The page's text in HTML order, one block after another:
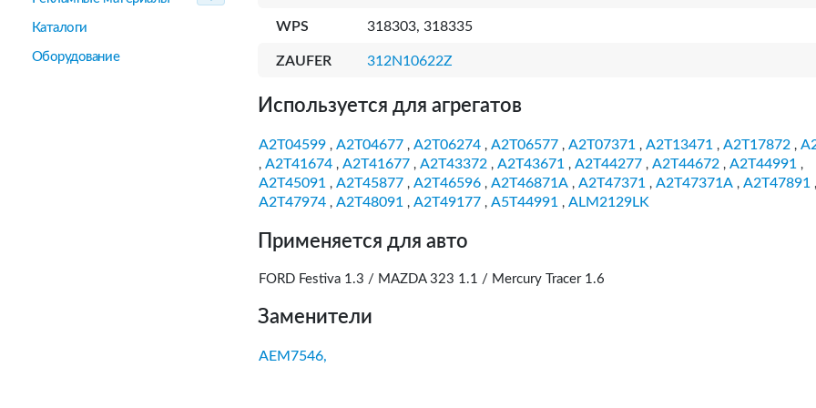
Каталоги
Оборудование
WPS 318303, 318335
ZAUFER 312N10622Z
Используется для агрегатов
A2T04599 , A2T04677 , A2T06274 , A2T06577 , A2T07371 , A2T13471 , A2T17872 ,
, A2T41674 , A2T41677 , A2T43372 , A2T43671 , A2T44277 , A2T44672 , A2T44991 ,
A2T45091 , A2T45877 , A2T46596 , A2T46871A , A2T47371 , A2T47371A , A2T47891 ,
A2T47974 , A2T48091 , A2T49177 , A5T44991 , ALM2129LK
Применяется для авто
FORD Festiva 1.3 / MAZDA 323 1.1 / Mercury Tracer 1.6
Заменители
AEM7546,